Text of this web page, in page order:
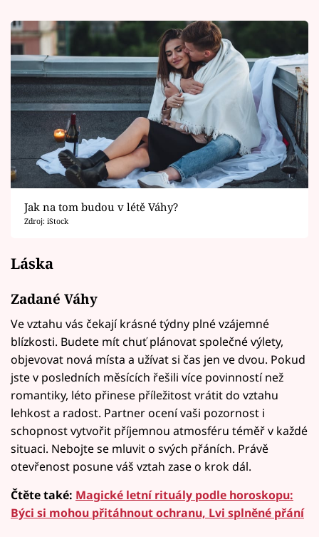
Jak na tom budou v létě Váhy?
Zdroj: iStock
Láska
Zadané Váhy
Ve vztahu vás čekají krásné týdny plné vzájemné
blízkosti. Budete mít chuť plánovat společné výlety,
objevovat nová místa a užívat si čas jen ve dvou. Pokud
jste v posledních měsících řešili více povinností než
romantiky, léto přinese příležitost vrátit do vztahu
lehkost a radost. Partner ocení vaši pozornost i
schopnost vytvořit příjemnou atmosféru téměř v každé
situaci. Nebojte se mluvit o svých přáních. Právě
otevřenost posune váš vztah zase o krok dál.
Čtěte také: Magické letní rituály podle horoskopu:
Býci si mohou přitáhnout ochranu, Lvi splněné přání